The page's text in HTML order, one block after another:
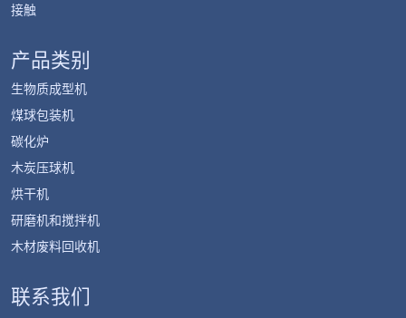
接触
产品类别
生物质成型机
煤球包装机
碳化炉
木炭压球机
烘干机
研磨机和搅拌机
木材废料回收机
联系我们